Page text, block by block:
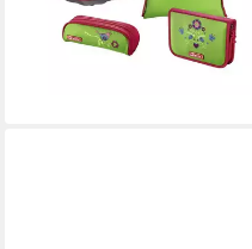
lieferbar - in 3-4 Werktagen bei dir